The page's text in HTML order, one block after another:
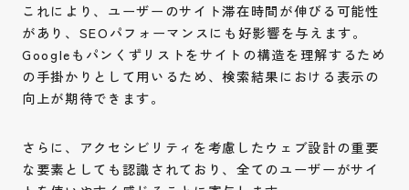
これにより、ユーザーのサイト滞在時間が伸びる可能性
があり、SEOパフォーマンスにも好影響を与えます。
Googleもパンくずリストをサイトの構造を理解するため
の手掛かりとして用いるため、検索結果における表示の
向上が期待できます。
さらに、アクセシビリティを考慮したウェブ設計の重要
な要素としても認識されており、全てのユーザーがサイ